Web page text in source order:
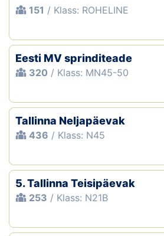
151 / Klass: ROHELINE
Eesti MV sprinditeade
320 / Klass: MN45-50
Tallinna Neljapäevak
436 / Klass: N45
5. Tallinna Teisipäevak
253 / Klass: N21B